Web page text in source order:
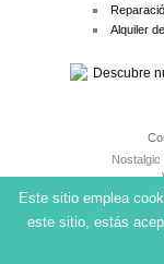
Alquiler
Este sitio emplea
este sitio, estás